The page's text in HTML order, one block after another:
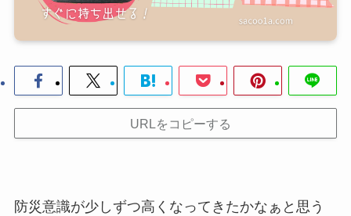
URLをコピーする
防災意識が少しずつ高くなってきたかなぁと思う